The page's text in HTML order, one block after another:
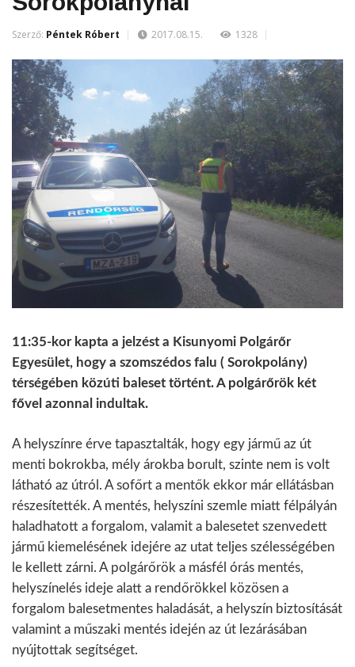
Szerző: Péntek Róbert 2017.08.15. 1328
11:35-kor kapta a jelzést a Kisunyomi Polgárőr
Egyesület, hogy a szomszédos falu ( Sorokpolány)
térségében közúti baleset történt. A polgárőrök két
fővel azonnal indultak.
A helyszínre érve tapasztalták, hogy egy jármű az út
menti bokrokba, mély árokba borult, szinte nem is volt
látható az útról. A sofőrt a mentők ekkor már ellátásban
részesítették. A mentés, helyszíni szemle miatt félpályán
haladhatott a forgalom, valamit a balesetet szenvedett
jármű kiemelésének idejére az utat teljes szélességében
le kellett zárni. A polgárőrök a másfél órás mentés,
helyszínelés ideje alatt a rendőrökkel közösen a
forgalom balesetmentes haladását, a helyszín biztosítását
valamint a műszaki mentés idején az út lezárásában
nyújtottak segítséget.